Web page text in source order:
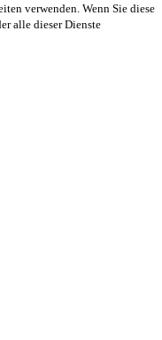
verwenden. Wenn Sie diese
alle dieser Dienste